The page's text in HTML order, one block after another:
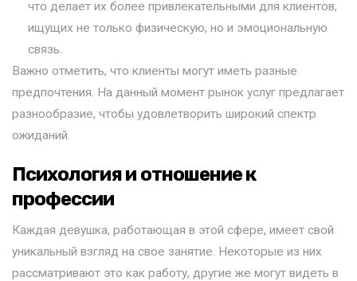
что делает их более привлекательными для клиентов,
ищущих не только физическую, но и эмоциональную
связь.
Важно отметить, что клиенты могут иметь разные
предпочтения. На данный момент рынок услуг предлагает
разнообразие, чтобы удовлетворить широкий спектр
ожиданий.
Психология и отношение к
профессии
Каждая девушка, работающая в этой сфере, имеет свой
уникальный взгляд на свое занятие. Некоторые из них
рассматривают это как работу, другие же могут видеть в